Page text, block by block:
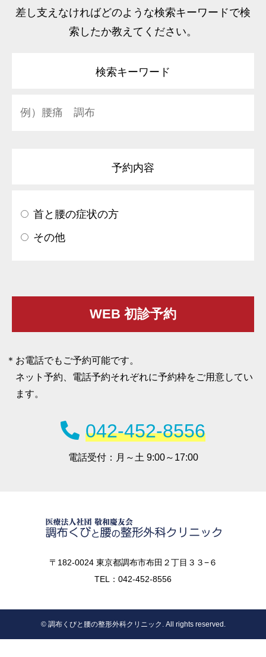
差し支えなければどのような検索キーワードで検
索したか教えてください。
検索キーワード
予約内容
首と腰の症状の方
その他
お電話でもご予約可能です。
ネット予約、電話予約それぞれに予約枠をご用意してい
ます。
042-452-8556
電話受付： 月～土 9:00～17:00
〒182-0024 東京都調布市布田２丁目３３−６
TEL：042-452-8556
© 調布くびと腰の整形外科クリニック. All rights reserved.